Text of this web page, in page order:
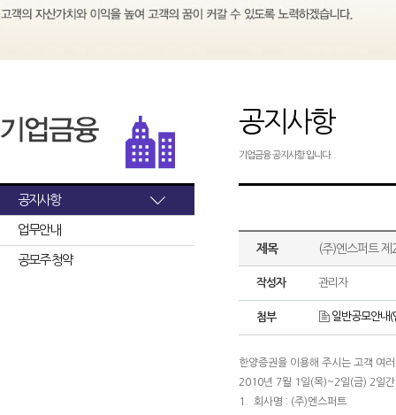
공지사항
업무안내
공모주 청약
공지사항
기업금융 공지사항 입니다.
제목 (주)엔스퍼트
작성자 관리자
첨부 일반공모안내(
한양증권을 이용해 주시는 고객 여
2010년 7월 1일(목)~2일(금) 2일간
1. 회사명 : (주)엔스퍼트